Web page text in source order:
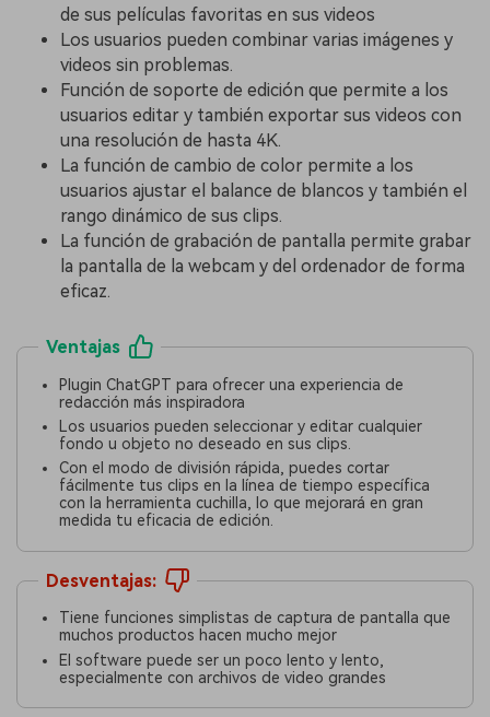
de sus películas favoritas en sus videos
Los usuarios pueden combinar varias imágenes y
videos sin problemas.
Función de soporte de edición que permite a los
usuarios editar y también exportar sus videos con
una resolución de hasta 4K.
La función de cambio de color permite a los
usuarios ajustar el balance de blancos y también el
rango dinámico de sus clips.
La función de grabación de pantalla permite grabar
la pantalla de la webcam y del ordenador de forma
eficaz.
Ventajas
Plugin ChatGPT para ofrecer una experiencia de
redacción más inspiradora
Los usuarios pueden seleccionar y editar cualquier
fondo u objeto no deseado en sus clips.
Con el modo de división rápida, puedes cortar
fácilmente tus clips en la línea de tiempo específica
con la herramienta cuchilla, lo que mejorará en gran
medida tu eficacia de edición.
Desventajas:
Tiene funciones simplistas de captura de pantalla que
muchos productos hacen mucho mejor
El software puede ser un poco lento y lento,
especialmente con archivos de video grandes